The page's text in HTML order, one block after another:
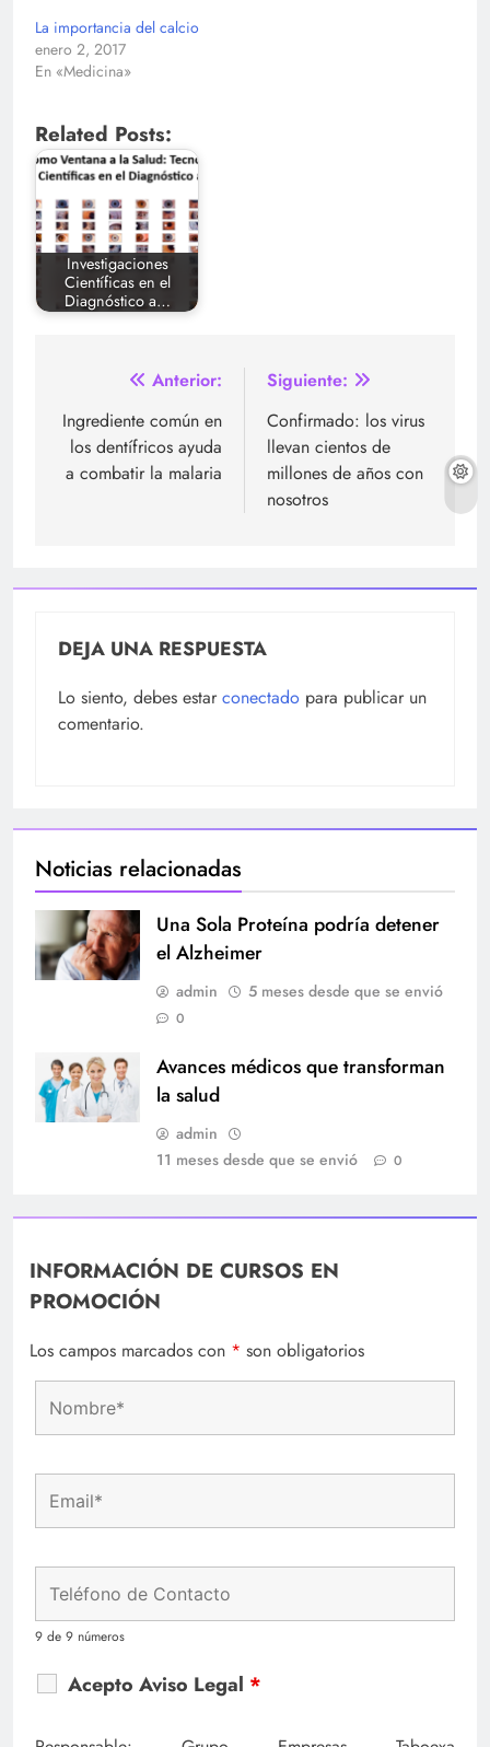
La importancia del calcio
enero 2, 2017
En «Medicina»
Related Posts:
Investigaciones
Científicas en el
Diagnóstico a…
Navegación
de
entradas
Anterior:
Ingrediente común en
los dentífricos ayuda
a combatir la malaria
Siguiente:
Confirmado: los virus
llevan cientos de
millones de años con
nosotros
DEJA UNA RESPUESTA
Lo siento, debes estar conectado para publicar un
comentario.
Noticias relacionadas
Una Sola Proteína podría detener
el Alzheimer
admin 5 meses desde que se envió
0
Avances médicos que transforman
la salud
admin
11 meses desde que se envió
0
INFORMACIÓN DE CURSOS EN
PROMOCIÓN
Los campos marcados con * son obligatorios
9 de 9 números
Acepto Aviso Legal *